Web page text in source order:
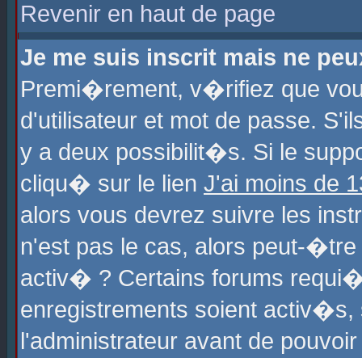
Revenir en haut de page
Je me suis inscrit mais ne
Premi�rement, v�rifiez que
d'utilisateur et mot de passe.
y a deux possibilit�s. Si le
cliqu� sur le lien J'ai moins de
alors vous devrez suivre les
n'est pas le cas, alors peut-
activ� ? Certains forums
enregistrements soient
l'administrateur avant de